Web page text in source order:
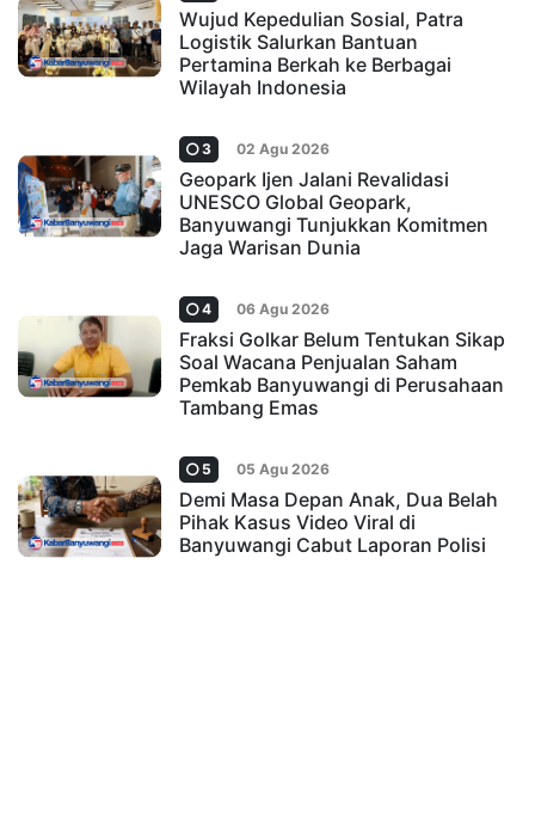
Wujud Kepedulian Sosial, Patra
Logistik Salurkan Bantuan
Pertamina Berkah ke Berbagai
Wilayah Indonesia
3 02 Agu 2026
Geopark Ijen Jalani Revalidasi
UNESCO Global Geopark,
Banyuwangi Tunjukkan Komitmen
Jaga Warisan Dunia
4 06 Agu 2026
Fraksi Golkar Belum Tentukan Sikap
Soal Wacana Penjualan Saham
Pemkab Banyuwangi di Perusahaan
Tambang Emas
5 05 Agu 2026
Demi Masa Depan Anak, Dua Belah
Pihak Kasus Video Viral di
Banyuwangi Cabut Laporan Polisi